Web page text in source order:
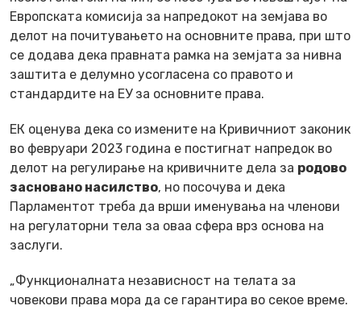
Европската комисија за напредокот на земјава во
делот на почитувањето на основните права, при што
се додава дека правната рамка на земјата за нивна
заштита е делумно усогласена со правото и
стандардите на ЕУ за основните права.
ЕК оценува дека со измените на Кривичниот законик
во февруари 2023 година е постигнат напредок во
делот на регулирање на кривичните дела за родово
засновано насилство, но посочува и дека
Парламентот треба да врши именувања на членови
на регулаторни тела за оваа сфера врз основа на
заслуги.
„Функционалната независност на телата за
човекови права мора да се гарантира во секое време.